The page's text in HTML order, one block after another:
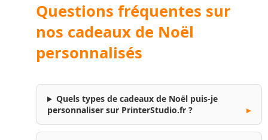
Questions fréquentes sur
nos cadeaux de Noël
personnalisés
Quels types de cadeaux de Noël puis-je
personnaliser sur PrinterStudio.fr ?